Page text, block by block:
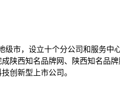
市，设立十个分公司和服务中
陕西知名品牌网、陕西知名品
创新型上市公司。